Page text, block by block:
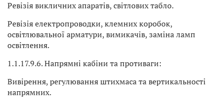
Ревізія викличних апаратів, світлових табло.
Ревізія електропроводки, клемних коробок,
освітлювальної арматури, вимикачів, заміна ламп
освітлення.
1.1.17.9.6. Напрямні кабіни та противаги:
Вивірення, регулювання штихмаса та вертикальності
напрямних.